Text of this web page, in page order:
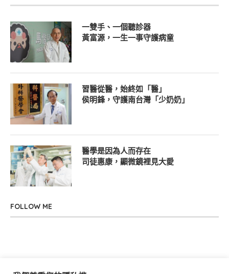
一雙手、一個聽診器
黃富源，一生一事守護病童
習醫從醫，始終如「醫」
侯明鋒，守護南台灣「少奶奶」
醫學是因為人而存在
司徒惠康，顯微鏡裡見大愛
FOLLOW ME